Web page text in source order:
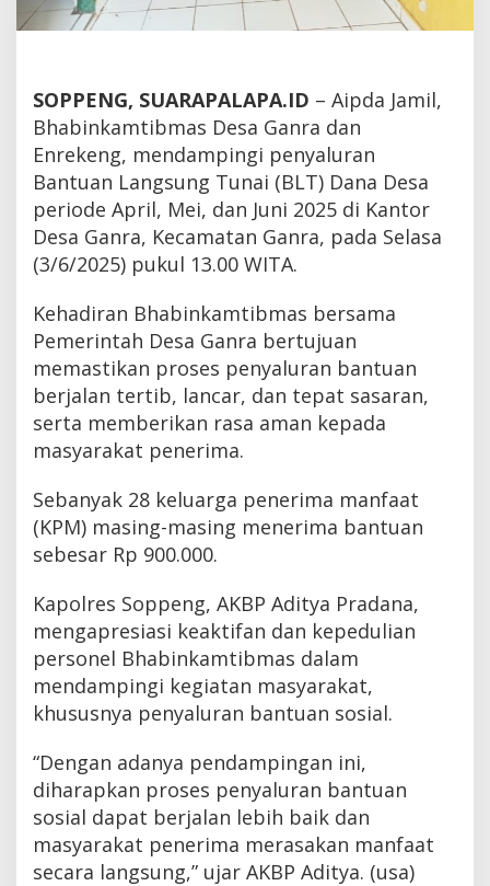
SOPPENG, SUARAPALAPA.ID – Aipda Jamil,
Bhabinkamtibmas Desa Ganra dan
Enrekeng, mendampingi penyaluran
Bantuan Langsung Tunai (BLT) Dana Desa
periode April, Mei, dan Juni 2025 di Kantor
Desa Ganra, Kecamatan Ganra, pada Selasa
(3/6/2025) pukul 13.00 WITA.
Kehadiran Bhabinkamtibmas bersama
Pemerintah Desa Ganra bertujuan
memastikan proses penyaluran bantuan
berjalan tertib, lancar, dan tepat sasaran,
serta memberikan rasa aman kepada
masyarakat penerima.
Sebanyak 28 keluarga penerima manfaat
(KPM) masing-masing menerima bantuan
sebesar Rp 900.000.
Kapolres Soppeng, AKBP Aditya Pradana,
mengapresiasi keaktifan dan kepedulian
personel Bhabinkamtibmas dalam
mendampingi kegiatan masyarakat,
khususnya penyaluran bantuan sosial.
“Dengan adanya pendampingan ini,
diharapkan proses penyaluran bantuan
sosial dapat berjalan lebih baik dan
masyarakat penerima merasakan manfaat
secara langsung,” ujar AKBP Aditya. (usa)